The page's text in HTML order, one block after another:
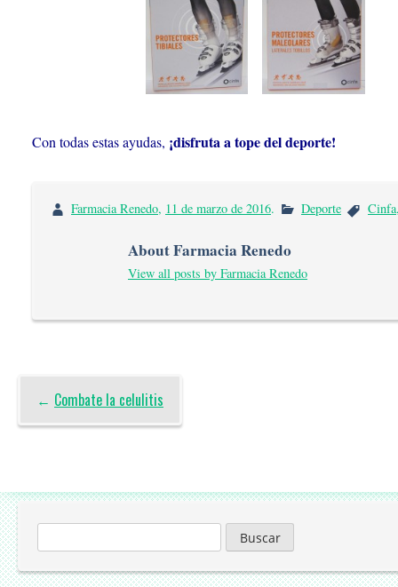
Con todas estas ayudas, ¡disfruta a tope del deporte!
Farmacia Renedo, 11 de marzo de 2016. Deporte Cinfa
About Farmacia Renedo
View all posts by Farmacia Renedo
← Combate la celulitis